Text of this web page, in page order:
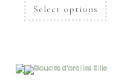
Select options